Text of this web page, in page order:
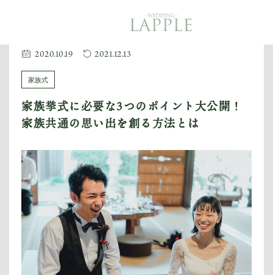
TOP
ABOUT US
私たちについて
PRODUCE
PLAN
STYLE
PROCESS
結婚式に向けて
STORY
ウェディング事例
2020.10.19 2021.12.13
家族式
家族挙式に必要な3つのポイント大公開！
家族共通の思い出を創る方法とは